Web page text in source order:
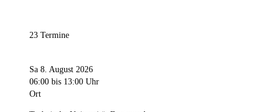
23 Termine
Sa 8. August 2026
06:00 bis 13:00 Uhr
Ort